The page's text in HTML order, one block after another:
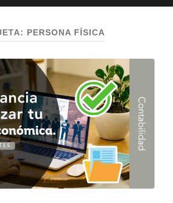
PERSONA FÍSICA